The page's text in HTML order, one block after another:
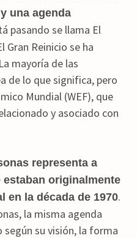
una agenda
pasando se llama El
Gran Reinicio se ha
mayoría de las
de lo que significa, pero
Mundial (WEF), que
y asociado con
representa a
originalmente
en la década de 1970.
la misma agenda
su visión, la forma